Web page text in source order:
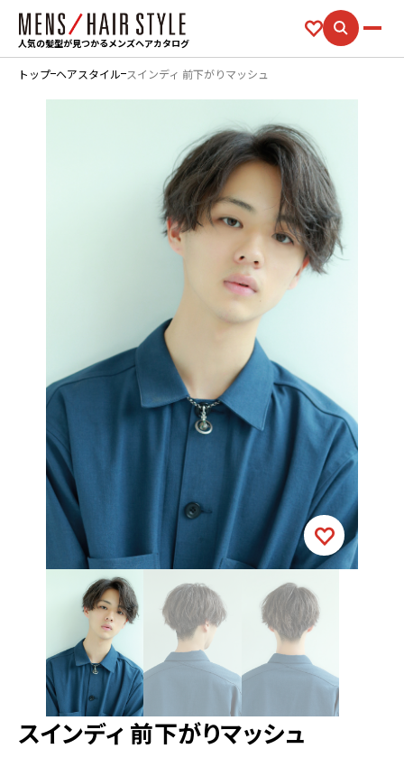
人気の髪型が見つかるメンズヘアカタログ
トップ ヘアスタイル スインディ 前下がりマッシュ
スインディ 前下がりマッシュ